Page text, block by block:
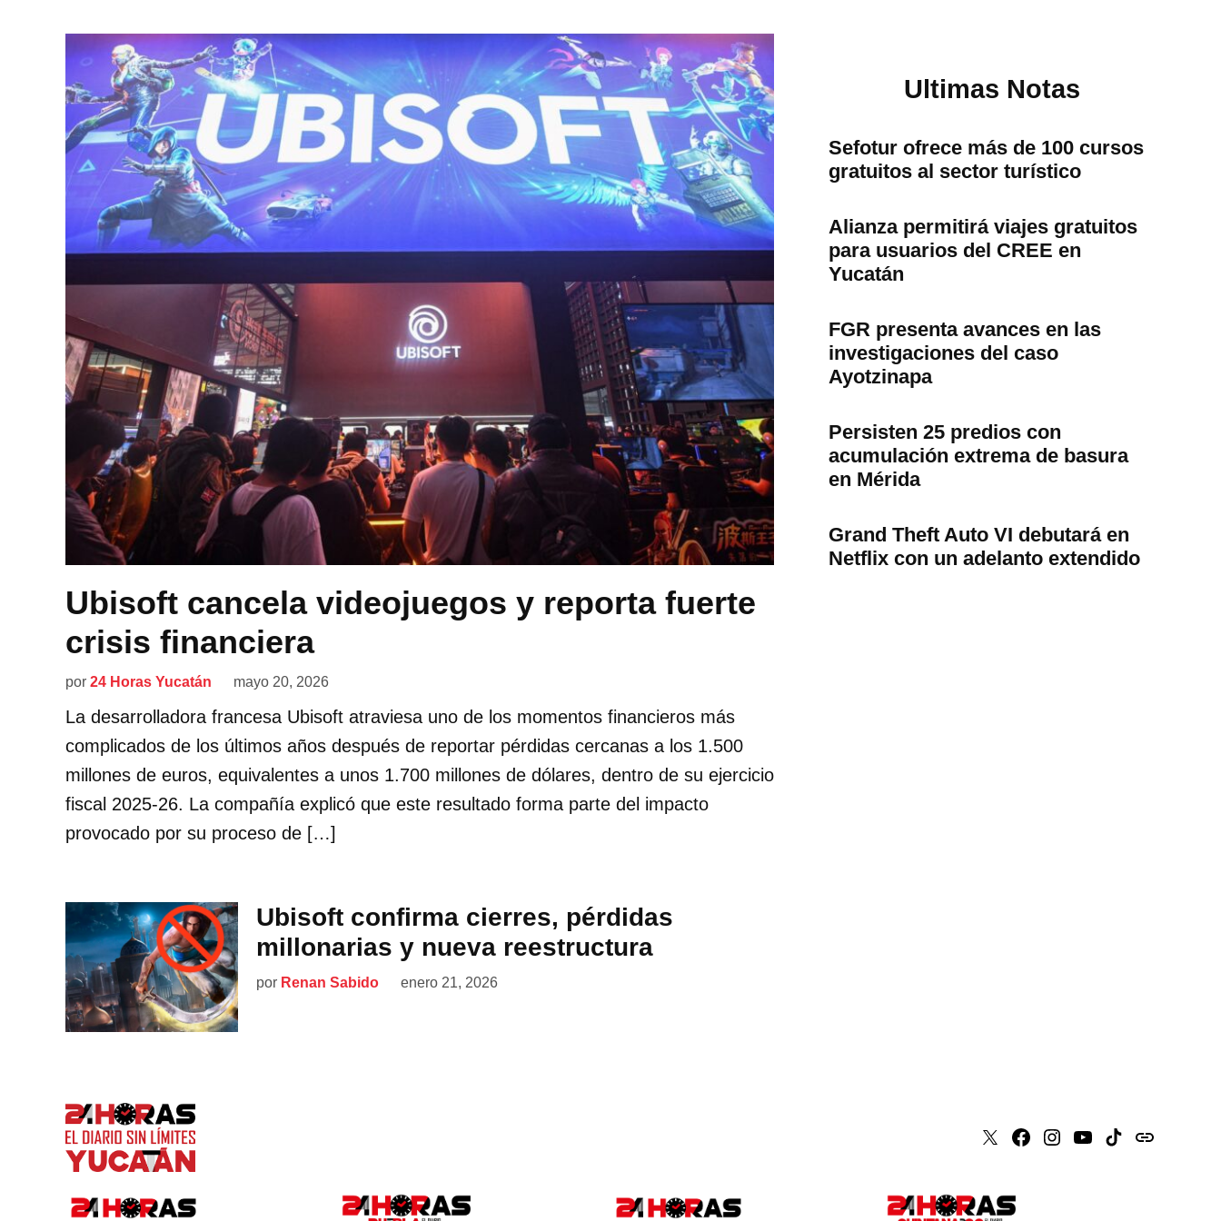
Ubisoft cancela videojuegos y reporta fuerte
crisis financiera
por 24 Horas Yucatán mayo 20, 2026
La desarrolladora francesa Ubisoft atraviesa uno de los momentos financieros más
complicados de los últimos años después de reportar pérdidas cercanas a los 1.500
millones de euros, equivalentes a unos 1.700 millones de dólares, dentro de su ejercicio
fiscal 2025-26. La compañía explicó que este resultado forma parte del impacto
provocado por su proceso de […]
Ubisoft confirma cierres, pérdidas
millonarias y nueva reestructura
por Renan Sabido enero 21, 2026
Ultimas Notas
Sefotur ofrece más de 100 cursos
gratuitos al sector turístico
Alianza permitirá viajes gratuitos
para usuarios del CREE en
Yucatán
FGR presenta avances en las
investigaciones del caso
Ayotzinapa
Persisten 25 predios con
acumulación extrema de basura
en Mérida
Grand Theft Auto VI debutará en
Netflix con un adelanto extendido
X Faceboook
Instagram
Youtube
Tiktokissuu